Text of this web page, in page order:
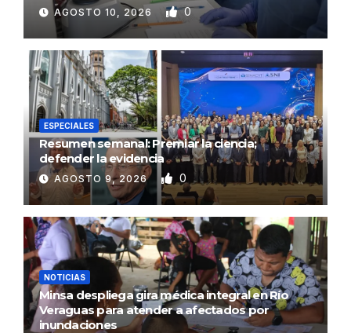
AGOSTO 10, 2026 0
ESPECIALES
Resumen semanal: Premiar la ciencia;
defender la evidencia
AGOSTO 9, 2026 0
NOTICIAS
Minsa despliega gira médica integral en Río
Veraguas para atender a afectados por
inundaciones